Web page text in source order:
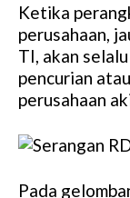
Ketika
perusahaan,
TI, akan
pencurian
perusahaan
Pada